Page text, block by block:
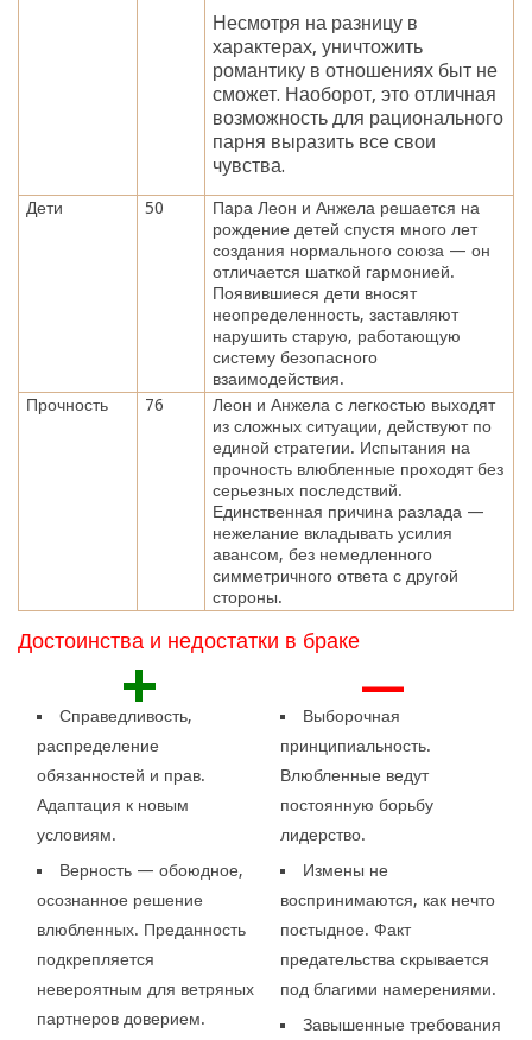
Несмотря на разницу в
характерах, уничтожить
романтику в отношениях быт не
сможет. Наоборот, это отличная
возможность для рационального
парня выразить все свои
чувства.
Дети 50
Пара Леон и Анжела решается на
рождение детей спустя много лет
создания нормального союза — он
отличается шаткой гармонией.
Появившиеся дети вносят
неопределенность, заставляют
нарушить старую, работающую
систему безопасного
взаимодействия.
Прочность
76
Леон и Анжела с легкостью выходят
из сложных ситуации, действуют по
единой стратегии. Испытания на
прочность влюбленные проходят без
серьезных последствий.
Единственная причина разлада —
нежелание вкладывать усилия
авансом, без немедленного
симметричного ответа с другой
стороны.
Достоинства и недостатки в браке
+
Справедливость,
распределение
обязанностей и прав.
Адаптация к новым
условиям.
Верность — обоюдное,
осознанное решение
влюбленных. Преданность
подкрепляется
невероятным для ветряных
партнеров доверием.
—
Выборочная
принципиальность.
Влюбленные ведут
постоянную борьбу
лидерство.
Измены не
воспринимаются, как нечто
постыдное. Факт
предательства скрывается
под благими намерениями.
Завышенные требования